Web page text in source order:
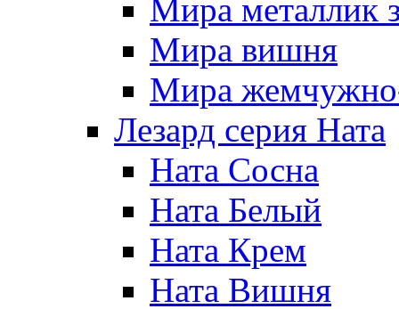
Мира металлик
Мира вишня
Мира
Лезард серия Ната
Ната Сосна
Ната Белый
Ната Крем
Ната Вишня